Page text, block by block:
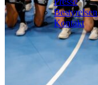
Bestyrelsen
Kontakt